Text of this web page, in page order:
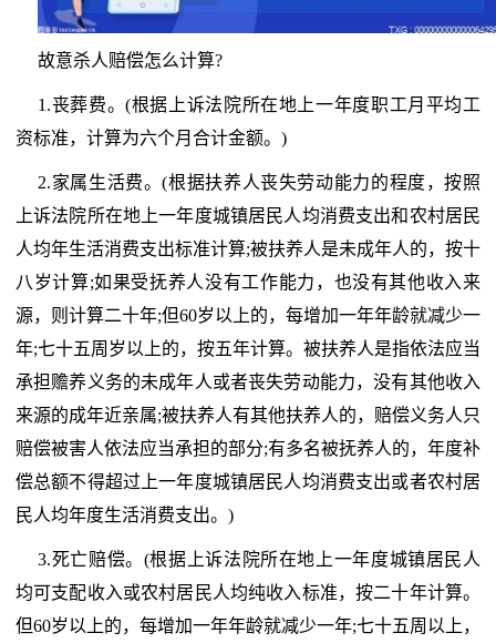
故意杀人赔偿怎么计算?
1.丧葬费。(根据上诉法院所在地上一年度职工月平均工
资标准，计算为六个月合计金额。)
2.家属生活费。(根据扶养人丧失劳动能力的程度，按照
上诉法院所在地上一年度城镇居民人均消费支出和农村居民
人均年生活消费支出标准计算;被扶养人是未成年人的，按十
八岁计算;如果受抚养人没有工作能力，也没有其他收入来
源，则计算二十年;但60岁以上的，每增加一年年龄就减少一
年;七十五周岁以上的，按五年计算。被扶养人是指依法应当
承担赡养义务的未成年人或者丧失劳动能力，没有其他收入
来源的成年近亲属;被扶养人有其他扶养人的，赔偿义务人只
赔偿被害人依法应当承担的部分;有多名被抚养人的，年度补
偿总额不得超过上一年度城镇居民人均消费支出或者农村居
民人均年度生活消费支出。)
3.死亡赔偿。(根据上诉法院所在地上一年度城镇居民人
均可支配收入或农村居民人均纯收入标准，按二十年计算。
但60岁以上的，每增加一年年龄就减少一年;七十五周以上，